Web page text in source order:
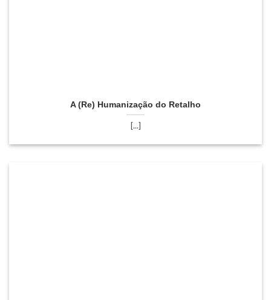
A (Re) Humanização do Retalho
[...]